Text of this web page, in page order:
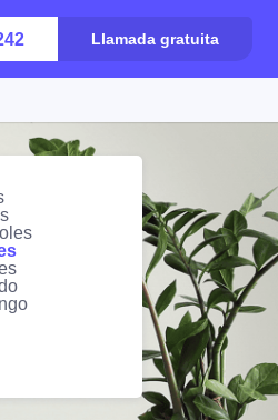
Llamada gratuita